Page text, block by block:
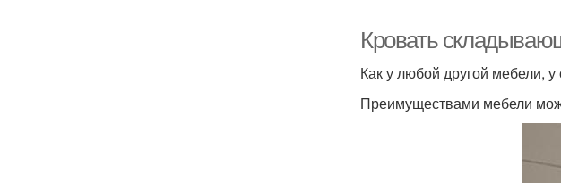
Кровать
Как у любой другой мебели, у
Преимуществами мебели